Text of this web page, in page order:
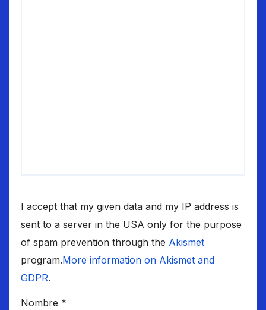
I accept that my given data and my IP address is
sent to a server in the USA only for the purpose
of spam prevention through the Akismet
program.More information on Akismet and
GDPR.
Nombre *